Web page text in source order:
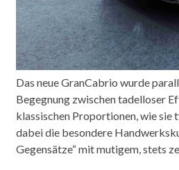
Das neue GranCabrio wurde
Begegnung zwischen tadelloser
klassischen Proportionen, wie sie
dabei die besondere
Gegensätze“ mit mutigem, stets